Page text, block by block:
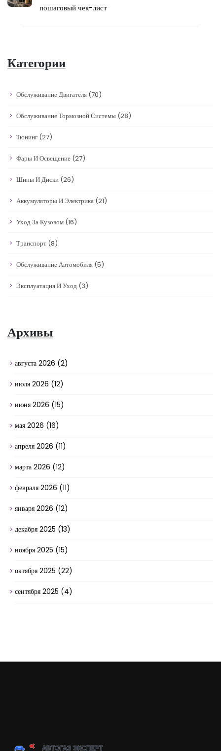
пошаговый чек-лист
Категории
Обслуживание Двигателя (70)
Обслуживание Тормозной Системы (28)
Тюнинг (27)
Фары И Освещение (27)
Шины И Диски (26)
Аккумуляторы И Электрика (21)
Уход За Кузовом (16)
Транспорт (8)
Обслуживание Автомобиля (5)
Эксплуатация И Уход (3)
Архивы
августа 2026 (2)
июля 2026 (12)
июня 2026 (15)
мая 2026 (16)
апреля 2026 (11)
марта 2026 (12)
февраля 2026 (11)
января 2026 (12)
декабря 2025 (13)
ноября 2025 (15)
октября 2025 (22)
сентября 2025 (4)